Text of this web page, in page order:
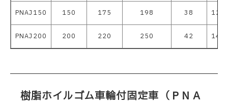
PNAJ150 150 175 198 38
PNAJ200 200 220 250 42
樹脂ホイルゴム車輪付固定車（ＰＮＡ